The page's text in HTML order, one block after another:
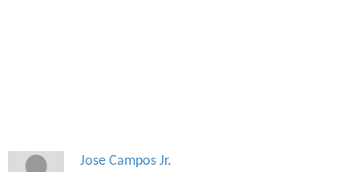
Jose Campos Jr.